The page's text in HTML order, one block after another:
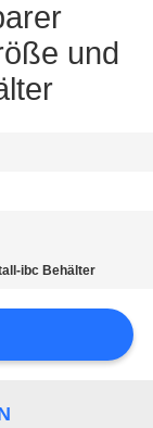
und
ibc Behälter